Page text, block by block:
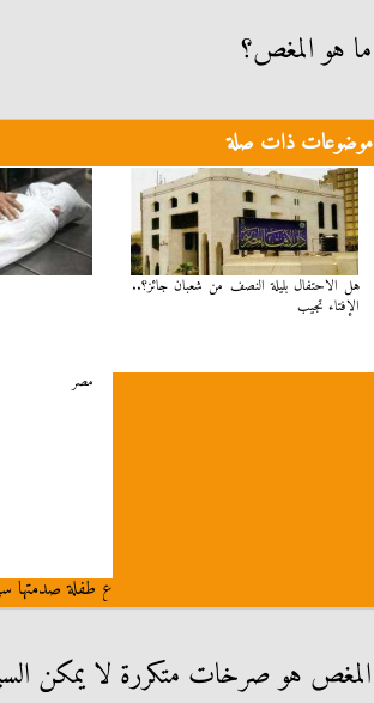
ما هو المغص؟
موضوعات ذات صلة
هل الاحتفال بليلة النصف من شعبان جائز؟..
الإفتاء تجيب
مصر
ع طفلة صدمتها
المغص هو صرخات متكررة لا يمكن